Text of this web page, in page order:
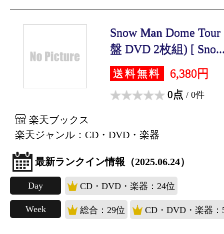
Snow Man Dome
盤 DVD 2枚組) [
送料無料 6,380円
0点 / 0件
楽天ブックス
楽天ジャンル：CD・DVD・楽器
最新ランクイン情報（2025.06.24）
Day CD・DVD・楽器：24位
Week 総合：29位 CD・DVD・楽器：